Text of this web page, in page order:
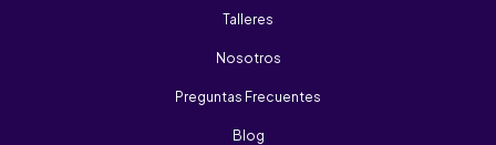
Talleres
Nosotros
Preguntas Frecuentes
Blog